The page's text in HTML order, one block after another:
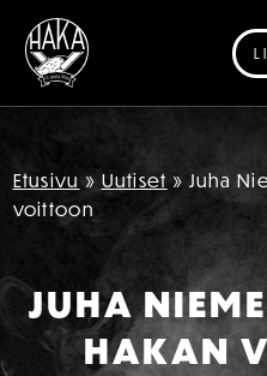
Siirry sisältöön
Etusivu » Uutiset » Juha
voittoon
JUHA
HAKAN